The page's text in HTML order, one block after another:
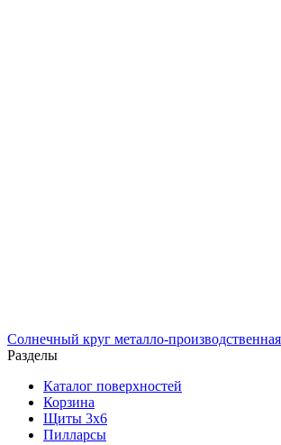
Солнечный круг металло-
Разделы
Каталог поверхностей
Корзина
Щиты 3х6
Пилларсы